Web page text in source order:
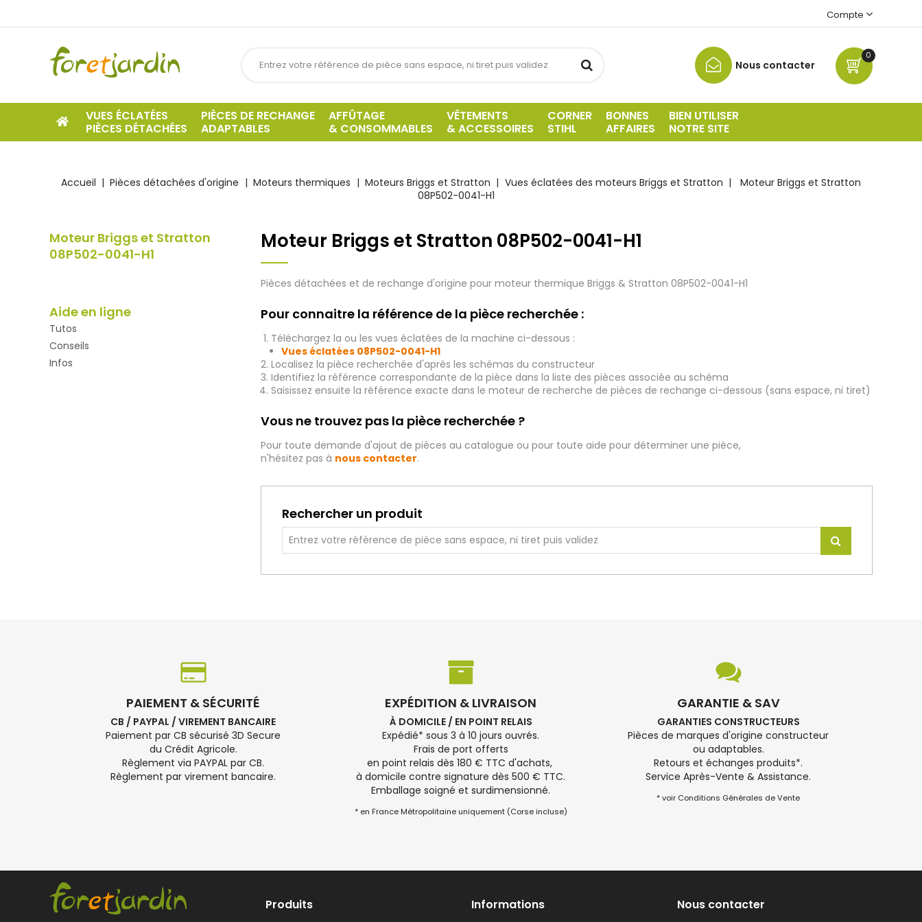
Compte
0
Nous contacter
VUES ÉCLATÉES
PIÈCES DÉTACHÉES
PIÈCES DE RECHANGE
ADAPTABLES
AFFÛTAGE
& CONSOMMABLES
VÊTEMENTS
& ACCESSOIRES
CORNER
STIHL
BONNES
AFFAIRES
BIEN UTILISER
NOTRE SITE
Accueil Pièces détachées d'origine Moteurs thermiques Moteurs Briggs et Stratton Vues éclatées des moteurs Briggs et Stratton
Moteur Briggs et Stratton
08P502-0041-H1
Moteur Briggs et Stratton
08P502-0041-H1
Aide en ligne
Tutos
Conseils
Infos
Moteur Briggs et Stratton 08P502-0041-H1
Pièces détachées et de rechange d'origine pour moteur thermique Briggs & Stratton 08P502-0041-H1
Pour connaitre la référence de la pièce recherchée :
Téléchargez la ou les vues éclatées de la machine ci-dessous :
Vues éclatées 08P502-0041-H1
Localisez la pièce recherchée d'après les schémas du constructeur
Identifiez la référence correspondante de la pièce dans la liste des pièces associée au schéma
Saisissez ensuite la référence exacte dans le moteur de recherche de pièces de rechange ci-dessous (sans espace, ni tiret)
Vous ne trouvez pas la pièce recherchée ?
Pour toute demande d'ajout de pièces au catalogue ou pour toute aide pour déterminer une pièce,
n'hésitez pas à nous contacter.
Rechercher un produit
PAIEMENT & SÉCURITÉ
CB / PAYPAL / VIREMENT BANCAIRE
Paiement par CB sécurisé 3D Secure
du Crédit Agricole.
Règlement via PAYPAL par CB.
Règlement par virement bancaire.
EXPÉDITION & LIVRAISON
À DOMICILE / EN POINT RELAIS
Expédié* sous 3 à 10 jours ouvrés.
Frais de port offerts
en point relais dès 180 € TTC d'achats,
à domicile contre signature dès 500 € TTC.
Emballage soigné et surdimensionné.
* en France Métropolitaine uniquement (Corse incluse)
GARANTIE & SAV
GARANTIES CONSTRUCTEURS
Pièces de marques d'origine constructeur
ou adaptables.
Retours et échanges produits*.
Service Après-Vente & Assistance.
* voir Conditions Générales de Vente
Produits Informations Nous contacter